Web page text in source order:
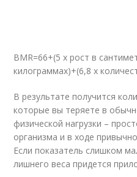
BMR=66+(5 х рост в
килограммах)+(6,8 х
В результате получится
которые вы теряете в
физической нагрузки –
организма и в ходе
Если показатель слишком
лишнего веса придется